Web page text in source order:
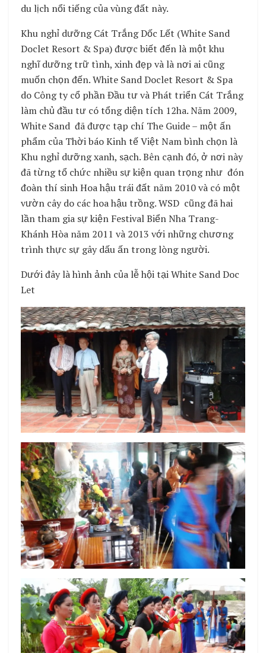
du lịch nổi tiếng của vùng đất này.
Khu nghỉ dưỡng Cát Trắng Dốc Lết (White Sand
Doclet Resort & Spa) được biết đến là một khu
nghĩ dưỡng trữ tình, xinh đẹp và là nơi ai cũng
muốn chọn đến. White Sand Doclet Resort & Spa
do Công ty cổ phần Đầu tư và Phát triển Cát Trắng
làm chủ đầu tư có tổng diện tích 12ha. Năm 2009,
White Sand đã được tạp chí The Guide – một ấn
phẩm của Thời báo Kinh tế Việt Nam bình chọn là
Khu nghỉ dưỡng xanh, sạch. Bên cạnh đó, ở nơi này
đã từng tổ chức nhiều sự kiện quan trọng như đón
đoàn thí sinh Hoa hậu trái đất năm 2010 và có một
vườn cây do các hoa hậu trồng. WSD cũng đã hai
lần tham gia sự kiện Festival Biển Nha Trang-
Khánh Hòa năm 2011 và 2013 với những chương
trình thực sự gây dấu ấn trong lòng người.
Dưới đây là hình ảnh của lễ hội tại White Sand Doc
Let